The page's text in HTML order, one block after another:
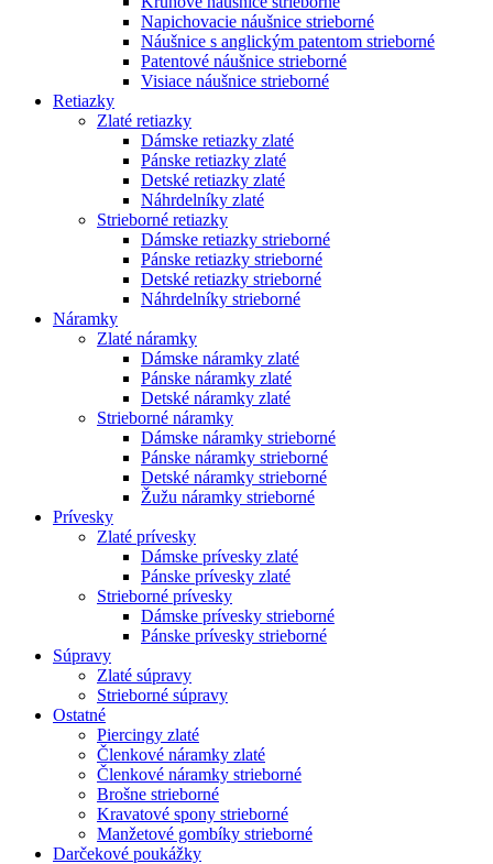
Napichovacie náušnice strieborné
Náušnice s anglickým patentom strieborné
Patentové náušnice strieborné
Visiace náušnice strieborné
Retiazky
Zlaté retiazky
Dámske retiazky zlaté
Pánske retiazky zlaté
Detské retiazky zlaté
Náhrdelníky zlaté
Strieborné retiazky
Dámske retiazky strieborné
Pánske retiazky strieborné
Detské retiazky strieborné
Náhrdelníky strieborné
Náramky
Zlaté náramky
Dámske náramky zlaté
Pánske náramky zlaté
Detské náramky zlaté
Strieborné náramky
Dámske náramky strieborné
Pánske náramky strieborné
Detské náramky strieborné
Žužu náramky strieborné
Prívesky
Zlaté prívesky
Dámske prívesky zlaté
Pánske prívesky zlaté
Strieborné prívesky
Dámske prívesky strieborné
Pánske prívesky strieborné
Súpravy
Zlaté súpravy
Strieborné súpravy
Ostatné
Piercingy zlaté
Členkové náramky zlaté
Členkové náramky strieborné
Brošne strieborné
Kravatové spony strieborné
Manžetové gombíky strieborné
Darčekové poukážky